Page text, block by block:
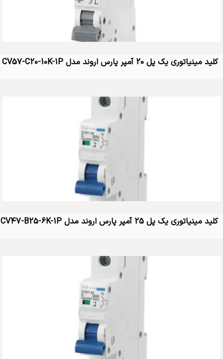
کلید مینیاتوری یک پل 20 آمپر پارس اروند مدل CV57-C20-10K-1P
کلید مینیاتوری یک پل 25 آمپر پارس اروند مدل CV47-B25-6K-1P